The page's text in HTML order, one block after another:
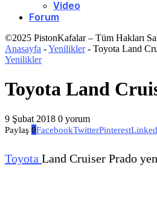
Video
Forum
©2025 PistonKafalar – Tüm Hakları
Anasayfa -Yenilikler- Toyota Land
Yenilikler
Toyota Land
9 Şubat 2018 0 yorum
Paylaş 0FacebookTwitterPinterest
Toyota Land Cruiser Prado